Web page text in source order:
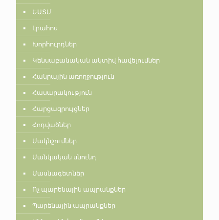
ԵԱՏՄ
Լրահոս
Խորհուրդներ
Կենսաբանական ակտիվ հավելումներ
Հանրային առողջություն
Հասարակություն
Հարցազրույցներ
Հոդվածներ
Մակնշումներ
Մանկական սնունդ
Մասնագետներ
Ոչ պարենային ապրանքներ
Պարենային ապրանքներ